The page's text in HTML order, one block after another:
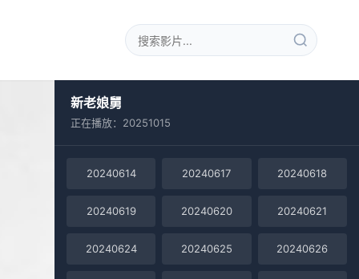
新老娘舅
正在播放：20251015
20240614 20240617 20240618
20240619 20240620 20240621
20240624 20240625 20240626